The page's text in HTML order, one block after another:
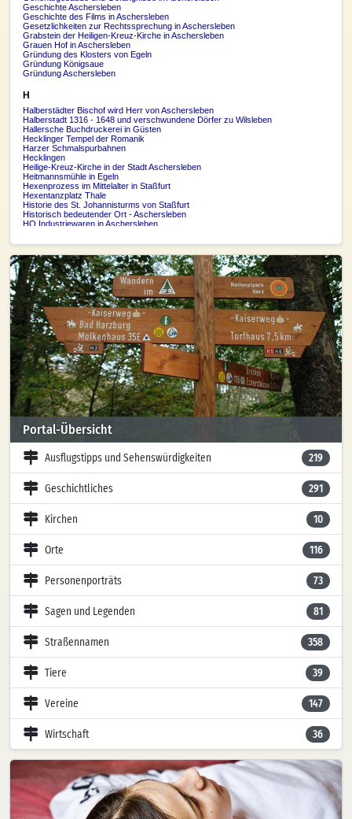
Portal-Übersicht
Ausflugstipps und Sehenswürdigkeiten 219
Geschichtliches 291
Kirchen 10
Orte 116
Personenporträts 73
Sagen und Legenden 81
Straßennamen 358
Tiere 39
Vereine 147
Wirtschaft 36